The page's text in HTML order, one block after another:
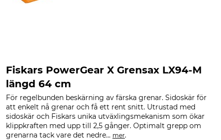
Fiskars PowerGear X Grensax LX94-M
längd 64 cm
För regelbunden beskärning av färska grenar. Sidoskär för
att enkelt nå grenar och få ett rent snitt. Utrustad med
sidoskär och Fiskars unika utväxlingsmekanism som ökar
klippkraften med upp till 2,5 gånger. Optimalt grepp om
grenarna tack vare det nedre... mer.